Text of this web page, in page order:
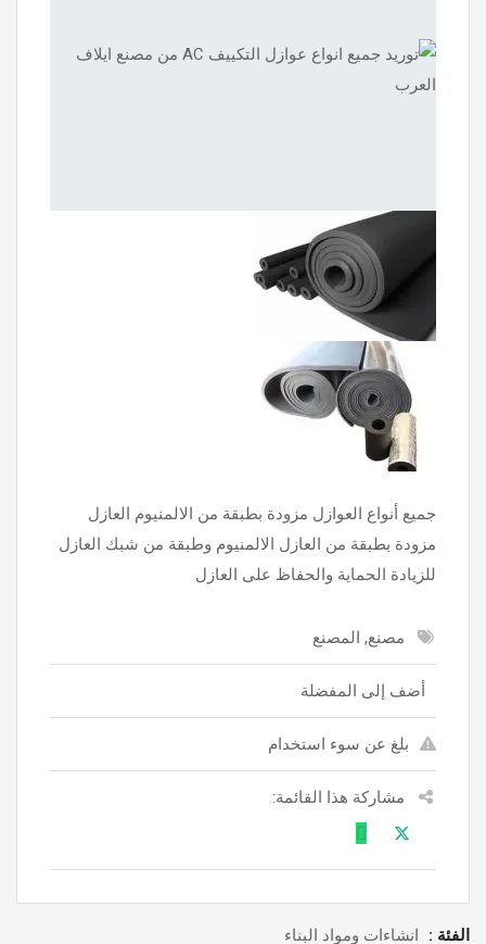
جميع أنواع العوازل مزودة بطبقة من الالمنيوم العازل
مزودة بطبقة من العازل الالمنيوم وطبقة من شبك العازل
للزيادة الحماية والحفاظ على العازل
مصنع, المصنع
أضف إلى المفضلة
بلغ عن سوء استخدام
مشاركة هذا القائمة:
الفئة : انشاءات ومواد البناء